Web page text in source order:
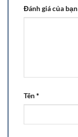
Đánh giá của bạn
Tên*